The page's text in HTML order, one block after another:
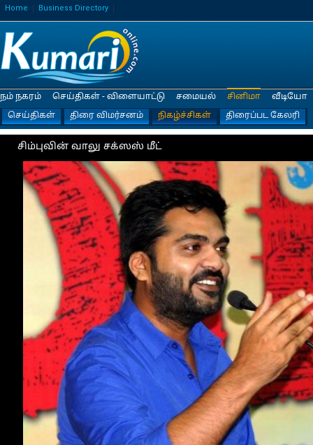
Home Business Directory
நம் நகரம் செய்திகள் - விளையாட்டு சமையல்
சினிமா
செய்திகள்
திரை விமர்சனம் நிகழ்ச்சிகள் திரைப்பட கேலரி
வீடியோ
சிம்புவின் வாலு சக்ஸஸ் மீட்